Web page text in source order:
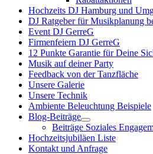
Hochzeits DJ Hamburg und
DJ Ratgeber für Musikplanung
Event DJ GerreG
Firmenfeiern DJ GerreG
12 Punkte Garantie für Deine
Musik auf deiner Party
Feedback von der Tanzfläche
Unsere Galerie
Unsere Technik
Ambiente Beleuchtung Beispiele
Blog-Beiträge
Beiträge Soziales
Hochzeitsjubiläen Liste
Kontakt und Anfrage